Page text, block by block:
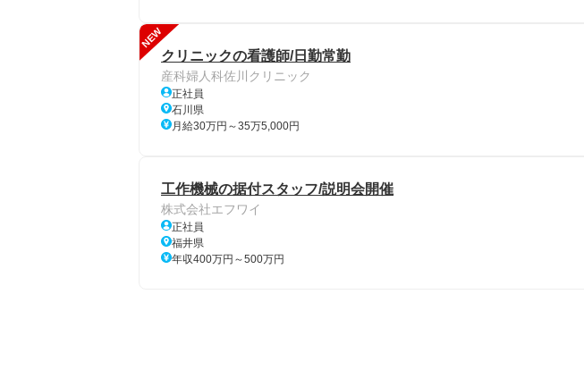
NEW
クリニックの看護師/日勤常勤
産科婦人科佐川クリニック
正社員
石川県
月給30万円～35万5,000円
工作機械の据付スタッフ/説明会開催
株式会社エフワイ
正社員
福井県
年収400万円～500万円